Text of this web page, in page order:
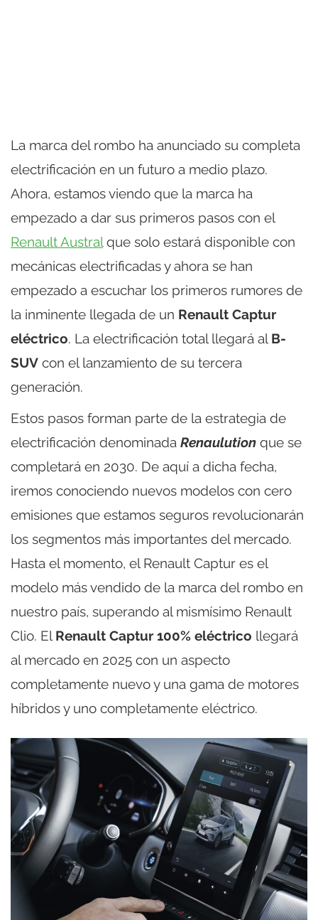
La marca del rombo ha anunciado su completa
electrificación en un futuro a medio plazo.
Ahora, estamos viendo que la marca ha
empezado a dar sus primeros pasos con el
Renault Australque solo estará disponible con
mecánicas electrificadas y ahora se han
empezado a escuchar los primeros rumores de
la inminente llegada de un Renault Captur
eléctrico. La electrificación total llegará al B-
SUV con el lanzamiento de su tercera
generación.
Estos pasos forman parte de la estrategia de
electrificación denominada Renaulution que se
completará en 2030. De aquí a dicha fecha,
iremos conociendo nuevos modelos con cero
emisiones que estamos seguros revolucionarán
los segmentos más importantes del mercado.
Hasta el momento, el Renault Captur es el
modelo más vendido de la marca del rombo en
nuestro país, superando al mismísimo Renault
Clio. El Renault Captur 100% eléctrico llegará
al mercado en 2025 con un aspecto
completamente nuevo y una gama de motores
híbridos y uno completamente eléctrico.